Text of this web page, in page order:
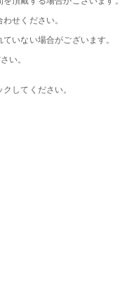
せください。
いない場合がございます。
い。
してください。